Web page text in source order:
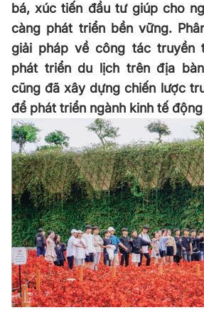
bá, xúc tiến đầu tư giúp cho
càng phát triển bền vững.
giải pháp về công tác truyền
phát triển du lịch trên địa
cũng đã xây dựng chiến lược
để phát triển ngành kinh tế